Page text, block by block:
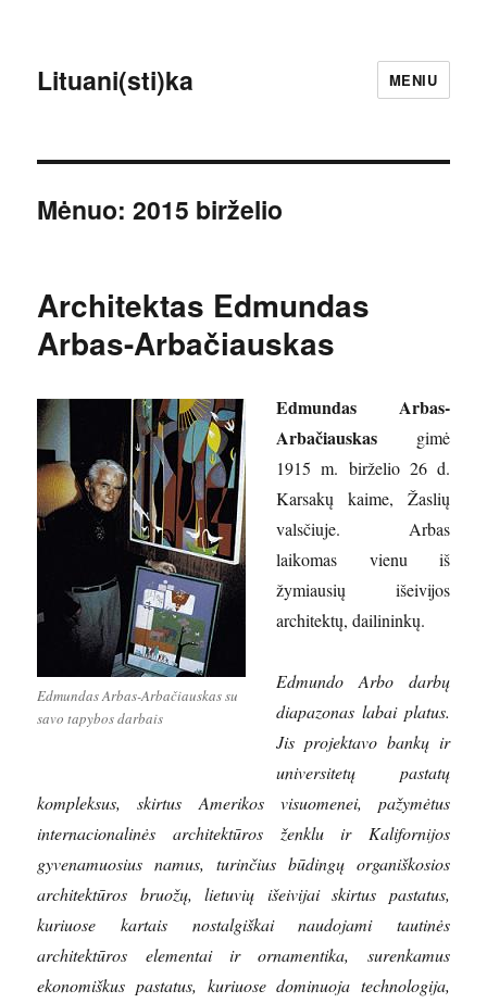
Lituani(sti)ka MENIU
Mėnuo:2015 birželio
Architektas Edmundas
Arbas-Arbačiauskas
Edmundas Arbas-Arbačiauskas su
savo tapybos darbais
Edmundas Arbas-
Arbačiauskas
gimė
1915 m. birželio 26 d.
Karsakų kaime, Žaslių
valsčiuje. Arbas
laikomas vienu iš
žymiausių išeivijos
architektų, dailininkų.
Edmundo Arbo darbų
diapazonas labai platus.
Jis projektavo bankų ir
universitetų pastatų
kompleksus, skirtus Amerikos visuomenei, pažymėtus
internacionalinės architektūros ženklu ir Kalifornijos
gyvenamuosius namus, turinčius būdingų organiškosios
architektūros bruožų, lietuvių išeivijai skirtus pastatus,
kuriuose kartais nostalgiškai naudojami tautinės
architektūros elementai ir ornamentika, surenkamus
ekonomiškus pastatus, kuriuose dominuoja technologija,